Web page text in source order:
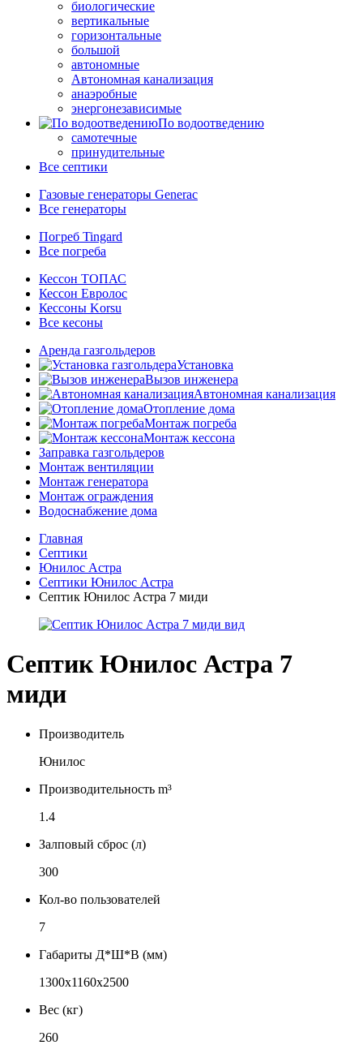
биологические
вертикальные
горизонтальные
большой
автономные
Автономная канализация
анаэробные
энергонезависимые
По водоотведению
самотечные
принудительные
Все септики
Газовые генераторы Generac
Все генераторы
Погреб Tingard
Все погреба
Кессон ТОПАС
Кессон Евролос
Кессоны Korsu
Все кесоны
Аренда газгольдеров
Установка
Вызов инженера
Автономная канализация
Отопление дома
Монтаж погреба
Монтаж кессона
Заправка газгольдеров
Монтаж вентиляции
Монтаж генератора
Монтаж ограждения
Водоснабжение дома
Главная
Септики
Юнилос Астра
Септики Юнилос Астра
Септик Юнилос Астра 7 миди
Септик Юнилос Астра 7
миди
Производитель
Юнилос
Производительность m³
1.4
Залповый сброс (л)
300
Кол-во пользователей
7
Габариты Д*Ш*В (мм)
1300х1160х2500
Вес (кг)
260